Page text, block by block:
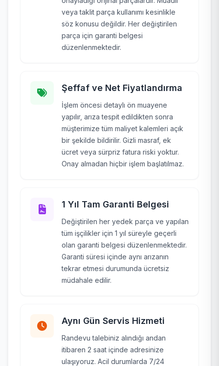
veya taklit parça kullanımı kesinlikle
söz konusu değildir. Her değiştirilen
parça için garanti belgesi
düzenlenmektedir.
Şeffaf ve Net Fiyatlandırma
İşlem öncesi detaylı ön muayene
yapılır, arıza tespit edildikten sonra
müşterimize tüm maliyet kalemleri açık
bir şekilde bildirilir. Gizli masraf, ek
ücret veya sürpriz fatura riski yoktur.
Onay almadan hiçbir işlem başlatılmaz.
1 Yıl Tam Garanti Belgesi
Değiştirilen her yedek parça ve yapılan
tüm işçilikler için 1 yıl süreyle geçerli
olan garanti belgesi düzenlenmektedir.
Garanti süresi içinde aynı arızanın
tekrar etmesi durumunda ücretsiz
müdahale edilir.
Aynı Gün Servis Hizmeti
Randevu talebiniz alındığı andan
itibaren 2 saat içinde adresinize
ulaşıyoruz. Acil durumlarda 7/24